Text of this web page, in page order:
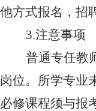
他方式报名，招
3.注意事项
普通专任教
岗位。所学专业
必修课程须与报